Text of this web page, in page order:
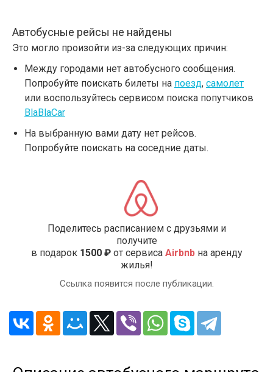
Автобусные рейсы не найдены
Это могло произойти из-за следующих причин:
Между городами нет автобусного сообщения.
Попробуйте поискать билеты на поезд, самолет
или воспользуйтесь сервисом поиска попутчиков
BlaBlaCar
На выбранную вами дату нет рейсов.
Попробуйте поискать на соседние даты.
Поделитесь расписанием с друзьями и
получите
в подарок 1500 ₽от сервиса Airbnbна аренду
жилья!
Ссылка появится после публикации.